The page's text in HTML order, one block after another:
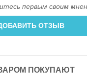
первым своим
ОТЗЫВ
ПОКУПАЮТ